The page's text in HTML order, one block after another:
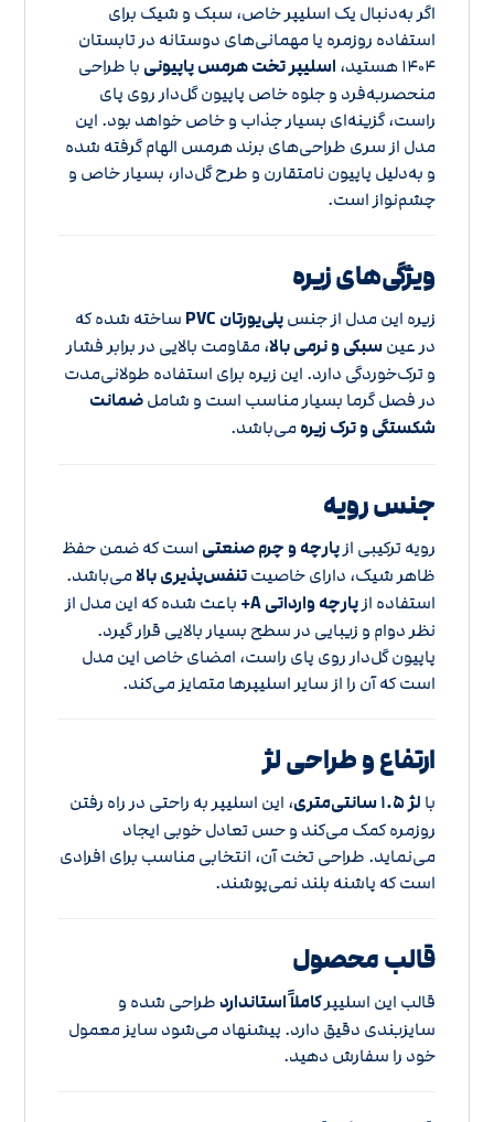
اگر به‌دنبال یک اسلیپر خاص، سبک و شیک برای
استفاده روزمره یا مهمانی‌های دوستانه در تابستان
۱۴۰۴ هستید،
اسلیپر تخت هرمس پاپیونی با طراحی
منحصر‌به‌فرد و جلوه خاص پاپیون گل‌دار روی پای
راست، گزینه‌ای بسیار جذاب و خاص خواهد بود. این
مدل از سری طراحی‌های برند هرمس الهام گرفته شده
و به‌دلیل پاپیون نامتقارن و طرح گل‌دار، بسیار خاص و
چشم‌نواز است.
ویژگی‌های زیره
زیره این مدل از جنسپلی‌یورتان PVC
ساخته شده که
در عینسبکی و نرمی بالا، مقاومت بالایی در برابر فشار
و ترک‌خوردگی دارد. این زیره برای استفاده طولانی‌مدت
در فصل گرما بسیار مناسب است و شاملضمانت
شکستگی و ترک زیره می‌باشد.
جنس رویه
رویه ترکیبی ازپارچه و چرم صنعتی است که ضمن حفظ
ظاهر شیک، دارای خاصیتتنفس‌پذیری بالامی‌باشد.
استفاده ازپارچه وارداتی A+
باعث شده که این مدل از
نظر دوام و زیبایی در سطح بسیار بالایی قرار گیرد.
پاپیون گل‌دار روی پای راست، امضای خاص این مدل
است که آن را از سایر اسلیپرها متمایز می‌کند.
ارتفاع و طراحی لژ
با لژ ۱.۵ سانتی‌متری
، این اسلیپر به راحتی در راه رفتن
روزمره کمک می‌کند و حس تعادل خوبی ایجاد
می‌نماید. طراحی تخت آن، انتخابی مناسب برای افرادی
است که پاشنه بلند نمی‌پوشند.
قالب محصول
قالب این اسلیپرکاملاً استانداردطراحی شده و
سایزبندی دقیق دارد. پیشنهاد می‌شود سایز معمول
خود را سفارش دهید.